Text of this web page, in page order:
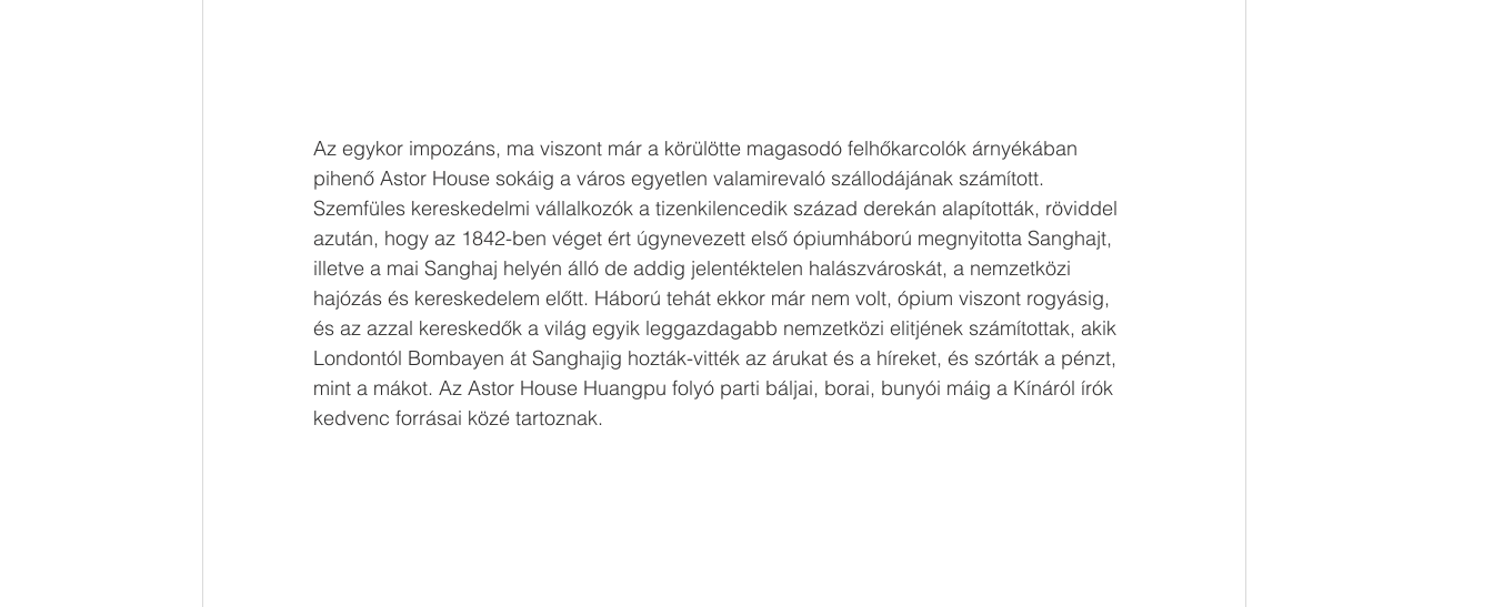
Az egykor impozáns, ma viszont már a körülötte magasodó felhőkarcolók árnyékában
pihenő Astor House sokáig a város egyetlen valamirevaló szállodájának számított.
Szemfüles kereskedelmi vállalkozók a tizenkilencedik század derekán alapították, röviddel
azután, hogy az 1842-ben véget ért úgynevezett első ópiumháború megnyitotta Sanghajt,
illetve a mai Sanghaj helyén álló de addig jelentéktelen halászvároskát, a nemzetközi
hajózás és kereskedelem előtt. Háború tehát ekkor már nem volt, ópium viszont rogyásig,
és az azzal kereskedők a világ egyik leggazdagabb nemzetközi elitjének számítottak, akik
Londontól Bombayen át Sanghajig hozták-vitték az árukat és a híreket, és szórták a pénzt,
mint a mákot. Az Astor House Huangpu folyó parti báljai, borai, bunyói máig a Kínáról írók
kedvenc forrásai közé tartoznak.